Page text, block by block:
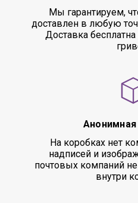
Мы гарантируем,
доставлен в любую
Доставка
Анонимная
На коробках нет
надписей и
почтовых компаний не
внутри